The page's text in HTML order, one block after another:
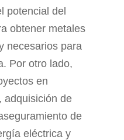
potencial del
obtener metales
necesarios para
Por otro lado,
en
adquisición de
de
eléctrica y